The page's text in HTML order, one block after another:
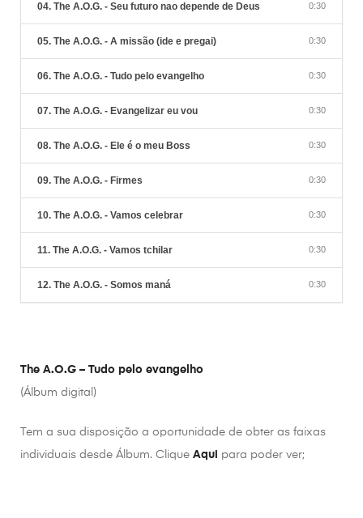
04. The A.O.G. - Seu futuro nao depende de Deus 0:30
05. The A.O.G. - A missão (ide e pregai) 0:30
06. The A.O.G. - Tudo pelo evangelho 0:30
07. The A.O.G. - Evangelizar eu vou 0:30
08. The A.O.G. - Ele é o meu Boss 0:30
09. The A.O.G. - Firmes 0:30
10. The A.O.G. - Vamos celebrar 0:30
11. The A.O.G. - Vamos tchilar 0:30
12. The A.O.G. - Somos maná 0:30
The A.O.G – Tudo pelo evangelho
(Álbum digital)
Tem a sua disposição a oportunidade de obter as faixas
individuais desde Álbum. Clique Aqui para poder ver;